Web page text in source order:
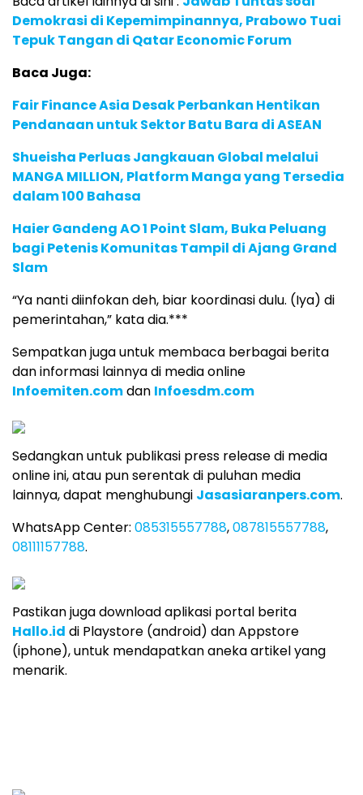
Demokrasi di Kepemimpinannya, Prabowo Tuai
Tepuk Tangan di Qatar Economic Forum
Baca Juga:
Fair Finance Asia Desak Perbankan Hentikan
Pendanaan untuk Sektor Batu Bara di ASEAN
Shueisha Perluas Jangkauan Global melalui
MANGA MILLION, Platform Manga yang Tersedia
dalam 100 Bahasa
Haier Gandeng AO 1 Point Slam, Buka Peluang
bagi Petenis Komunitas Tampil di Ajang Grand
Slam
​​​​​​​“Ya nanti diinfokan deh, biar koordinasi dulu. (Iya) di
pemerintahan,” kata dia.***
Sempatkan juga untuk membaca berbagai berita
dan informasi lainnya di media online
Infoemiten.comdan Infoesdm.com
Sedangkan untuk publikasi press release di media
online ini, atau pun serentak di puluhan media
lainnya, dapat menghubungi Jasasiaranpers.com.
WhatsApp Center: 085315557788,087815557788,
08111157788.
Pastikan juga download aplikasi portal berita
Hallo.id di Playstore (android) dan Appstore
(iphone), untuk mendapatkan aneka artikel yang
menarik.